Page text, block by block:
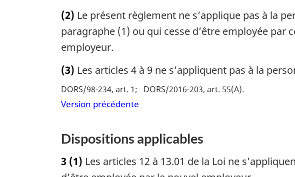
e
d
b
a
s
d
e
g
(2) Le présent règlement ne s’applique pas à la
paragraphe (1) ou qui cesse d’être employée
employeur.
(3) Les articles 4 à 9 ne s’appliquent pas à la
DORS/98-234, art. 1 DORS/2016-203, art. 55(A)
Version précédente
Dispositions applicables
3 (1) Les articles 12 à 13.01 de la Loi ne